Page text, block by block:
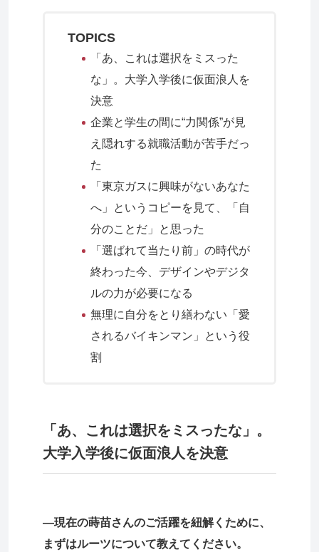
TOPICS
「あ、これは選択をミスった
な」。大学入学後に仮面浪人を
決意
企業と学生の間に“力関係”が見
え隠れする就職活動が苦手だっ
た
「東京ガスに興味がないあなた
へ」というコピーを見て、「自
分のことだ」と思った
「選ばれて当たり前」の時代が
終わった今、デザインやデジタ
ルの力が必要になる
無理に自分をとり繕わない「愛
されるバイキンマン」という役
割
「あ、これは選択をミスったな」。
大学入学後に仮面浪人を決意
―現在の蒔苗さんのご活躍を紐解くために、
まずはルーツについて教えてください。